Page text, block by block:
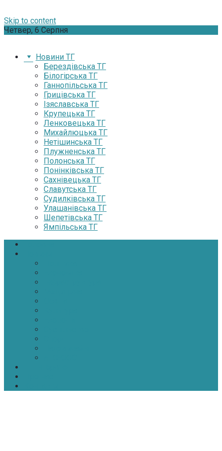
Skip to content
Четвер, 6 Серпня
Новини ТГ
Берездівська ТГ
Білогірська ТГ
Ганнопільська ТГ
Грицівська ТГ
Ізяславська ТГ
Крупецька ТГ
Ленковецька ТГ
Михайлюцька ТГ
Нетішинська ТГ
Плужненська ТГ
Полонська ТГ
Понінківська ТГ
Сахнівецька ТГ
Славутська ТГ
Судилківська ТГ
Улашанівська ТГ
Шепетівська ТГ
Ямпільська ТГ